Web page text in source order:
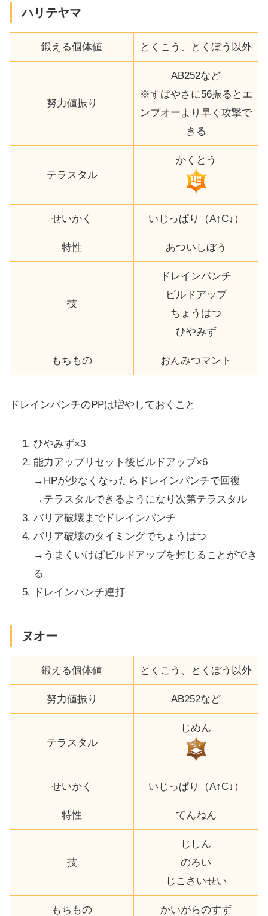
ハリテヤマ
鍛える個体値 とくこう、とくぼう以外
努力値振り
AB252など
※すばやさに56振るとエ
ンブオーより早く攻撃で
きる
テラスタル
かくとう
せいかく いじっぱり（A↑C↓）
特性 あついしぼう
技
ドレインパンチ
ビルドアップ
ちょうはつ
ひやみず
もちもの おんみつマント
ドレインパンチのPPは増やしておくこと
ひやみず×3
能力アップリセット後ビルドアップ×6
→HPが少なくなったらドレインパンチで回復
→テラスタルできるようになり次第テラスタル
バリア破壊までドレインパンチ
バリア破壊のタイミングでちょうはつ
→うまくいけばビルドアップを封じることができ
る
ドレインパンチ連打
ヌオー
鍛える個体値 とくこう、とくぼう以外
努力値振り AB252など
テラスタル
じめん
せいかく いじっぱり（A↑C↓）
特性 てんねん
技
じしん
のろい
じこさいせい
もちもの かいがらのすず